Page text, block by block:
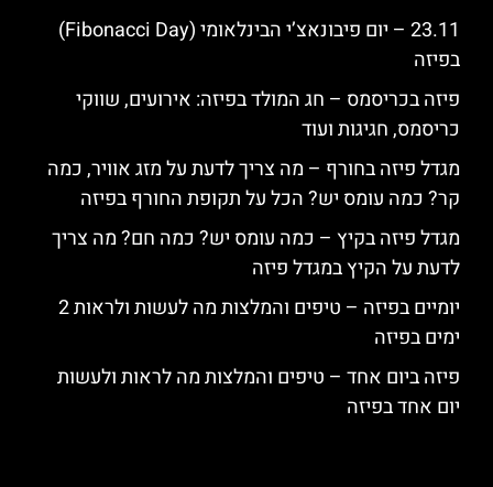
23.11 – יום פיבונאצ’י הבינלאומי (Fibonacci Day)
בפיזה
פיזה בכריסמס – חג המולד בפיזה: אירועים, שווקי
כריסמס, חגיגות ועוד
מגדל פיזה בחורף – מה צריך לדעת על מזג אוויר, כמה
קר? כמה עומס יש? הכל על תקופת החורף בפיזה
מגדל פיזה בקיץ – כמה עומס יש? כמה חם? מה צריך
לדעת על הקיץ במגדל פיזה
יומיים בפיזה – טיפים והמלצות מה לעשות ולראות 2
ימים בפיזה
פיזה ביום אחד – טיפים והמלצות מה לראות ולעשות
יום אחד בפיזה